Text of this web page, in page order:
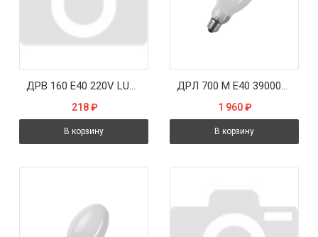
ДРВ 160 Е40 220V LUXE - лампа
218 ₽
В корзину
ДРЛ 700 М Е40 39000лм 12000ч - лампа СТ-КОМ
1 960₽
В корзину